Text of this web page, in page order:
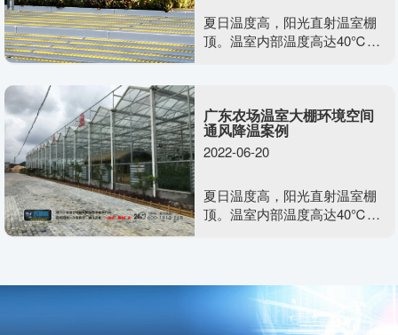
夏日温度高，阳光直射温室棚
顶。温室内部温度高达40℃，
解决温室大棚类的闷热难题
广东农场温室大棚环境空间
通风降温案例
2022-06-20
夏日温度高，阳光直射温室棚
顶。温室内部温度高达40℃，
解决温室大棚类的闷热难题